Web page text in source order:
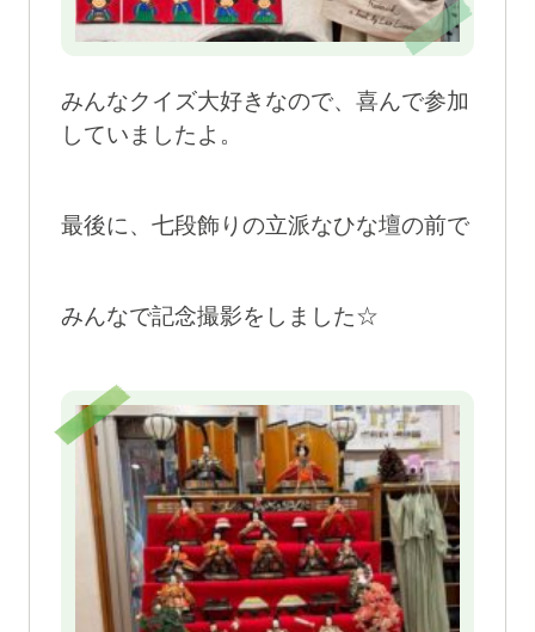
みんなクイズ大好きなので、喜んで参加
していましたよ。
最後に、七段飾りの立派なひな壇の前で
みんなで記念撮影をしました☆